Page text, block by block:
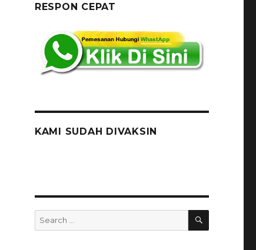
RESPON CEPAT
KAMI SUDAH DIVAKSIN
Search
for:
SEARCH